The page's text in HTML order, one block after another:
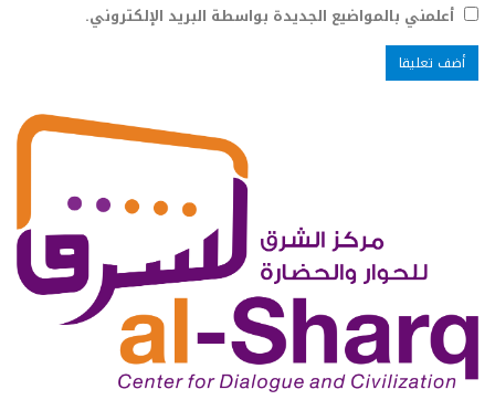
أعلمني بالمواضيع الجديدة بواسطة البريد الإلكتروني.